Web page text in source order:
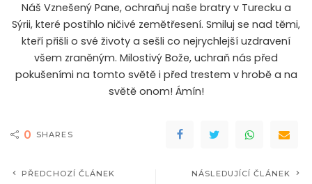
Náš Vznešený Pane, ochraňuj naše bratry v Turecku a
Sýrii, které postihlo ničivé zemětřesení. Smiluj se nad těmi,
kteří přišli o své životy a sešli co nejrychlejší uzdravení
všem zraněným. Milostivý Bože, uchraň nás před
pokušeními na tomto světě i před trestem v hrobě a na
světě onom! Ámín!
0 SHARES
PŘEDCHOZÍ ČLÁNEK NÁSLEDUJÍCÍ ČLÁNEK